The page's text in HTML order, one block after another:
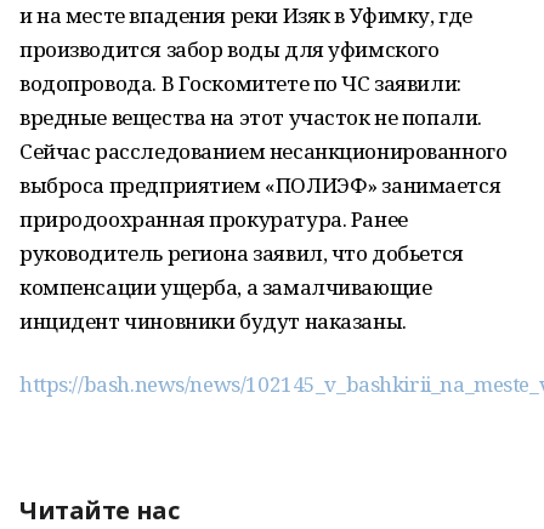
и на месте впадения реки Изяк в Уфимку, где
производится забор воды для уфимского
водопровода. В Госкомитете по ЧС заявили:
вредные вещества на этот участок не попали.
Сейчас расследованием несанкционированного
выброса предприятием «ПОЛИЭФ» занимается
природоохранная прокуратура. Ранее
руководитель региона заявил, что добьется
компенсации ущерба, а замалчивающие
инцидент чиновники будут наказаны.
https://bash.news/news/
Читайте нас